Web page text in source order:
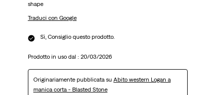
shape
Traduci con Google
Sì, Consiglio questo prodotto.
Prodotto in uso dal : 20/03/2026
Originariamente pubblicata su Abito western Logan a
manica corta - Blasted Stone